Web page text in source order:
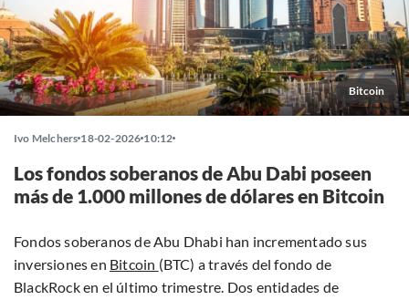
Bitcoin
Ivo Melchers 18-02-2026 10:12
Los fondos soberanos de Abu Dabi poseen
más de 1.000 millones de dólares en Bitcoin
Fondos soberanos de Abu Dhabi han incrementado sus
inversiones en Bitcoin (BTC) a través del fondo de
BlackRock en el último trimestre. Dos entidades de